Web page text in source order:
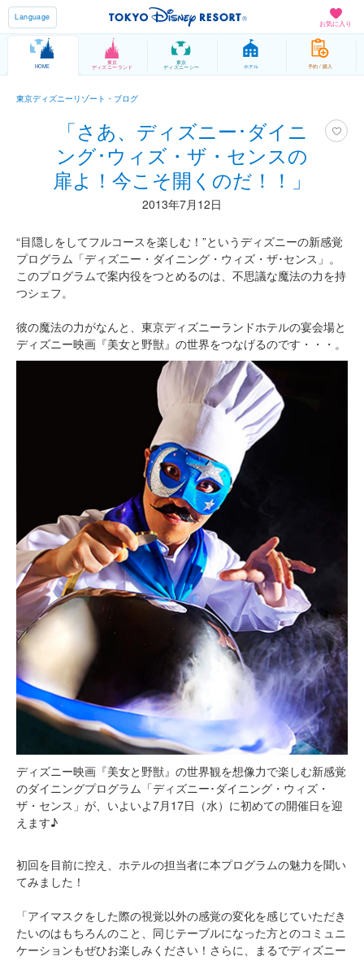
お気に入り
Language
HOME
東京
ディズニーランド
東京
ディズニーシー ホテル 予約 / 購入
東京ディズニーリゾート・ブログ
「さあ、ディズニー･ダイニ
ング･ウィズ・ザ・センスの
扉よ！今こそ開くのだ！！」
2013年7月12日
“目隠しをしてフルコースを楽しむ！”というディズニーの新感覚
プログラム「ディズニー・ダイニング・ウィズ・ザ･センス」。
このプログラムで案内役をつとめるのは、不思議な魔法の力を持
つシェフ。
彼の魔法の力がなんと、東京ディズニーランドホテルの宴会場と
ディズニー映画『美女と野獣』の世界をつなげるのです・・・。
ディズニー映画『美女と野獣』の世界観を想像力で楽しむ新感覚
のダイニングプログラム「ディズニー･ダイニング・ウィズ・
ザ・センス」が、いよいよ7月17日（水）に初めての開催日を迎
えます♪
初回を目前に控え、ホテルの担当者に本プログラムの魅力を聞い
てみました！
「アイマスクをした際の視覚以外の感覚の変化を感じていただき
たいのはもちろんのこと、同じテーブルになった方とのコミュニ
ケーションもぜひお楽しみください！さらに、まるでディズニー